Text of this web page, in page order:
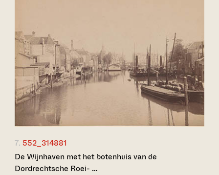
7. 552_314881
De Wijnhaven met het botenhuis van de
Dordrechtsche Roei- …